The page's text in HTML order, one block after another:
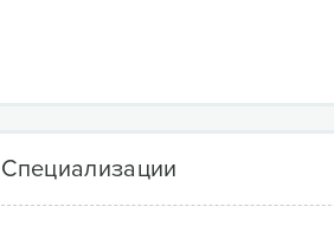
Специализации